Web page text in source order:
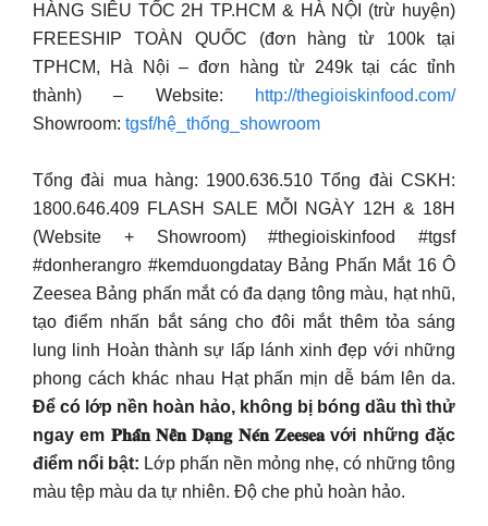
HÀNG SIÊU TỐC 2H TP.HCM & HÀ NỘI (trừ huyện)
FREESHIP TOÀN QUỐC (đơn hàng từ 100k tại
TPHCM, Hà Nội – đơn hàng từ 249k tại các tỉnh
thành) – Website:
http://thegioiskinfood.com/
Showroom: tgsf/hệ_thống_showroom
Tổng đài mua hàng: 1900.636.510 Tổng đài CSKH:
1800.646.409 FLASH SALE MỖI NGÀY 12H & 18H
(Website + Showroom) #thegioiskinfood #tgsf
#donherangro #kemduongdatay Bảng Phấn Mắt 16 Ô
Zeesea Bảng phấn mắt có đa dạng tông màu, hạt nhũ,
tạo điểm nhấn bắt sáng cho đôi mắt thêm tỏa sáng
lung linh Hoàn thành sự lấp lánh xinh đẹp với những
phong cách khác nhau Hạt phấn mịn dễ bám lên da.
Để có lớp nền hoàn hảo, không bị bóng dầu thì thử
ngay em 𝐏𝐡𝐚̂́𝐧 𝐍𝐞̂̀𝐧 𝐃𝐚̣𝐧𝐠 𝐍𝐞́𝐧 𝐙𝐞𝐞𝐬𝐞𝐚 với những đặc
điểm nổi bật: Lớp phấn nền mỏng nhẹ, có những tông
màu tệp màu da tự nhiên. Độ che phủ hoàn hảo.